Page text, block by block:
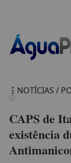
NOTÍCIAS /
CAPS de
existência